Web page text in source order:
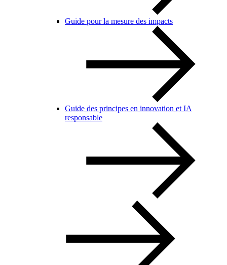
Guide pour la mesure des impacts
Guide des principes en innovation et IA
responsable